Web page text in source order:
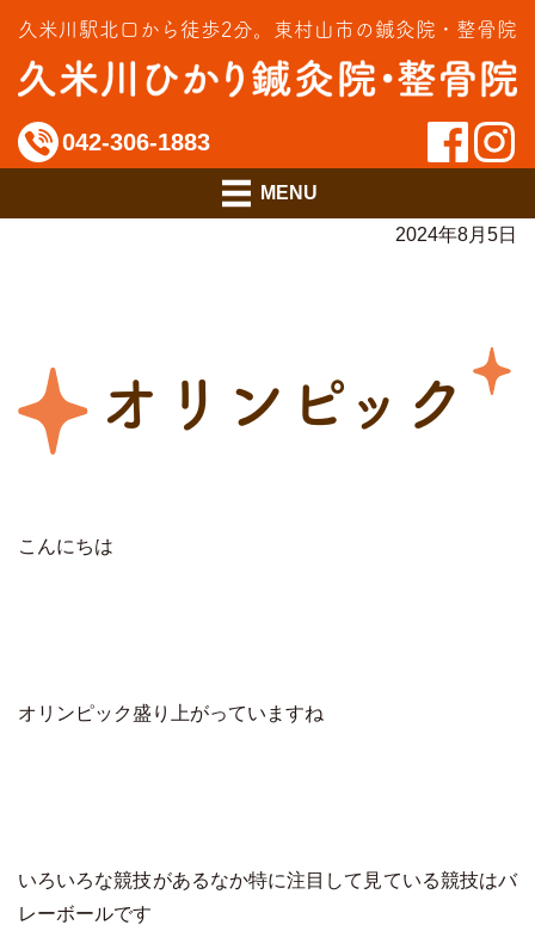
久米川駅北口から徒歩2分。 東村山市の鍼灸院・整骨院
042-306-1883
料金のご案内
アクセス
2024年8月5日
オリンピック
こんにちは
オリンピック盛り上がっていますね
いろいろな競技があるなか特に注目して見ている競技はバ
レーボールです